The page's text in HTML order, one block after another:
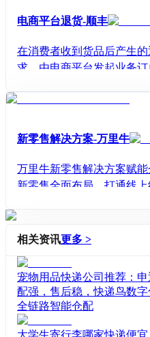
电商平台退货-顺丰
在消费者收到货品后产生
求，由电商平台发起业务订
新零售解决方案-万里牛
万里牛新零售解决方案赋
新零售全面布局，打通线
淀，实现其智能化、可视化
终端的控制力
相关资讯更多 >
宠物用品快递公司推荐：
配强，售后稳，快递鸟数
全链路智能仓配